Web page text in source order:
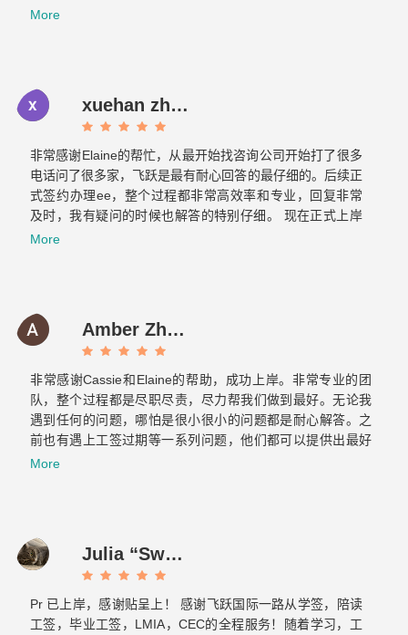
文件不到一周就交上去了。没想到不到一个月，签证就顺利
More
xuehan zhou
非常感谢Elaine的帮忙，从最开始找咨询公司开始打了很多
电话问了很多家，飞跃是最有耐心回答的最仔细的。后续正
式签约办理ee，整个过程都非常高效率和专业，回复非常
及时，我有疑问的时候也解答的特别仔细。 现在正式上岸
啦，非常感谢你们整个团队的帮助～有朋友的需要的话我也
More
Amber Zhang
非常感谢Cassie和Elaine的帮助，成功上岸。非常专业的团
队，整个过程都是尽职尽责，尽力帮我们做到最好。无论我
遇到任何的问题，哪怕是很小很小的问题都是耐心解答。之
前也有遇上工签过期等一系列问题，他们都可以提供出最好
的方案，提前做好各种应对的准备，绝对是不可多得的好团
More
Julia “Sweet tooth” J
Pr 已上岸，感谢贴呈上！ 感谢飞跃国际一路从学签，陪读
工签，毕业工签，LMIA，CEC的全程服务！随着学习，工